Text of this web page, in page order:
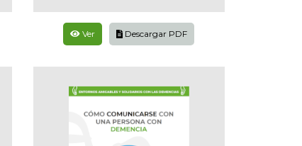
Ver Descargar PDF